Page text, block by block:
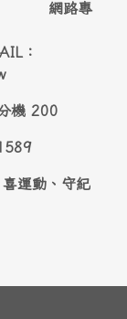
網路專
：
機 200
運動、守紀